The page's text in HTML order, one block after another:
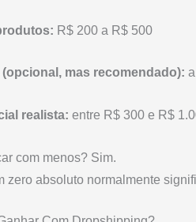
R$ 200 a R$ 500
mas recomendado):
realista: entre R$ 300 e R$
com menos? Sim.
zero absoluto normalmente